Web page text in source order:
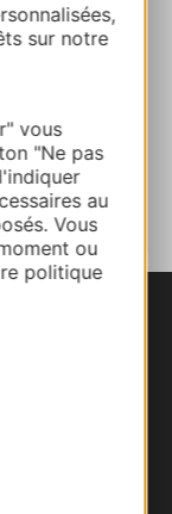
sur notre
vous
"Ne pas
au
Vous
ou
politique